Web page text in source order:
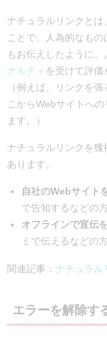
ナチュラルリンクとは、
ことで、人為的なも
もお伝えしたように、
ナルティ を受けて評価
（例えば、リンクを
こからWebサイトへ
ます。）
ナチュラルリンクを
あります。
自社のWebサイト
で告知するなどの
オフラインで宣伝
ミで伝えるなどの
関連記事： ナチュラル
エラーを解除す